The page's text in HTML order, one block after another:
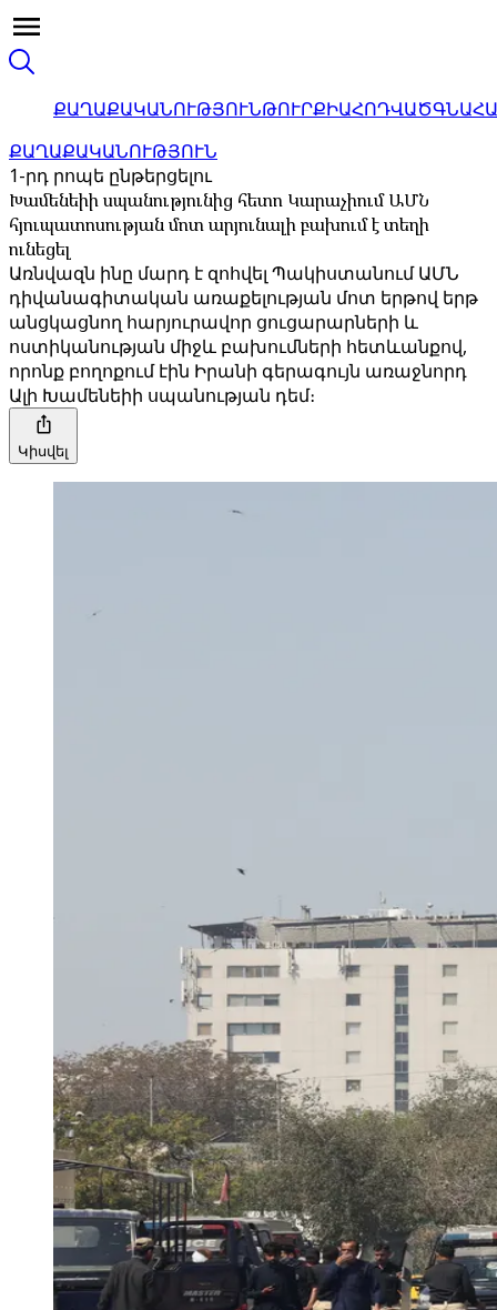
ՔԱՂԱՔԱԿԱՆՈՒԹՅՈՒՆԹՈՒՐՔԻԱՀՈԴՎԱԾ
ՔԱՂԱՔԱԿԱՆՈՒԹՅՈՒՆ
1-րդ րոպե ընթերցելու
Խամենեիի սպանությունից հետո Կարաչիում ԱՄՆ
հյուպատոսության մոտ արյունալի բախում է տեղի
ունեցել
Առնվազն ինը մարդ է զոհվել Պակիստանում ԱՄՆ
դիվանագիտական ​​​​առաքելության մոտ երթով երթ
անցկացնող հարյուրավոր ցուցարարների և
ոստիկանության միջև բախումների հետևանքով,
որոնք բողոքում էին Իրանի գերագույն առաջնորդ
Ալի Խամենեիի սպանության դեմ։
Կիսվել